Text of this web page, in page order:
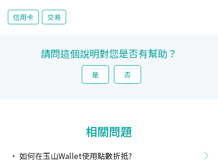
信用卡 交易
請問這個說明對您是否有幫助？
是 否
相關問題
如何在玉山Wallet使用點數折抵?